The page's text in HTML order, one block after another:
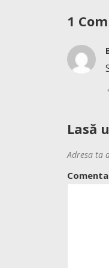
1
Lasă
Adresa ta